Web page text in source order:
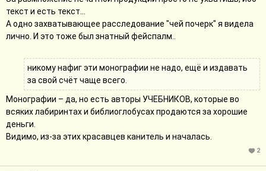
текст и есть текст...
А одно захватывающее расследование "чей почерк" я видела
лично. И это тоже был знатный фейспалм..
никому нафиг эти монографии не надо, ещё и издавать
за свой счёт чаще всего.
Монографии – да, но есть авторы УЧЕБНИКОВ, которые во
всяких лабиринтах и библиоглобусах продаются за хорошие
деньги.
Видимо, из-за этих красавцев канитель и началась.
2